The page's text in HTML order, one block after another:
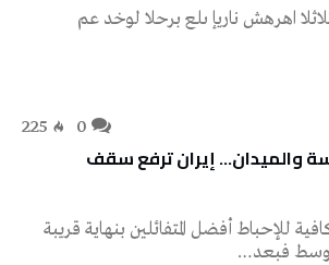
‭ مع‭ ‬دخول‭ ‬الحرب‭ ‬على‭ ‬إيران‭ ‬شهرها‭ ‬الثالث،‭ ‬لم‭ ‬يعد‭ ‬المشهد‭
225
والميدان… إيران ترفع سقف
للإحباط أفضل المتفائلين بنهاية قريبة
فبعد…